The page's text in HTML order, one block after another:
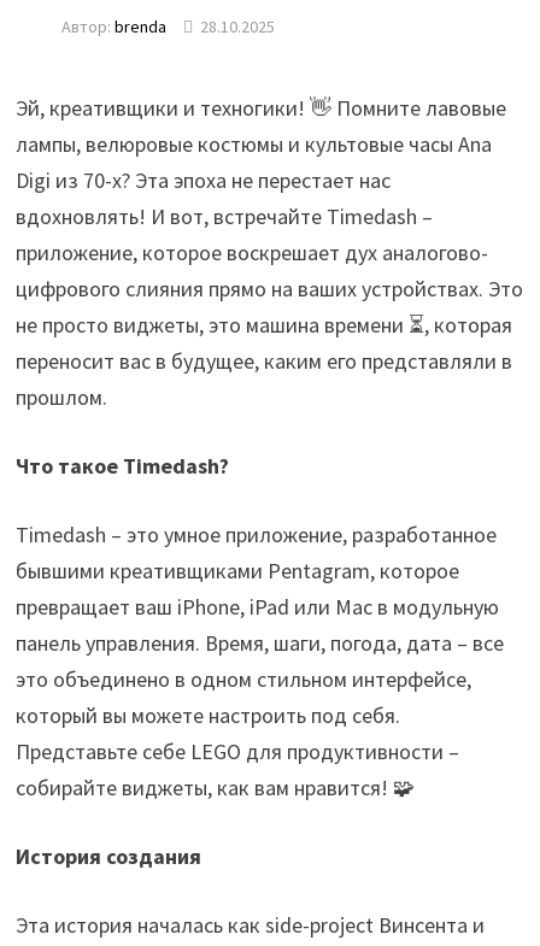
Автор:brenda 28.10.2025
Эй, креативщики и техногики! 👋 Помните лавовые
лампы, велюровые костюмы и культовые часы Ana
Digi из 70-х? Эта эпоха не перестает нас
вдохновлять! И вот, встречайте Timedash –
приложение, которое воскрешает дух аналогово-
цифрового слияния прямо на ваших устройствах. Это
не просто виджеты, это машина времени ⏳, которая
переносит вас в будущее, каким его представляли в
прошлом.
Что такое Timedash?
Timedash – это умное приложение, разработанное
бывшими креативщиками Pentagram, которое
превращает ваш iPhone, iPad или Mac в модульную
панель управления. Время, шаги, погода, дата – все
это объединено в одном стильном интерфейсе,
который вы можете настроить под себя.
Представьте себе LEGO для продуктивности –
собирайте виджеты, как вам нравится! 🧩
История создания
Эта история началась как side-project Винсента и